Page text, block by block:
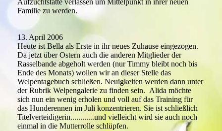
Aufzuchtstätte verlassen um Mittelpunkt in ihrer neuen
Familie zu werden.
13. April 2006
Heute ist Bella als Erste in ihr neues Zuhause eingezogen.
Da jetzt über Ostern auch die anderen Mitglieder der
Rasselbande abgeholt werden (nur Timmy bleibt noch bis
Ende des Monats) wollen wir an dieser Stelle das
Welpentagebuch schließen. Neuigkeiten werden dann unter
der Rubrik Welpengalerie zu finden sein. Alida möchte
sich nun ein wenig erholen und voll auf das Training für
das Hunderennen im Juli konzentrieren. Sie ist schließlich
Titelverteidigerin............und vielleicht wird sie auch noch
einmal in die Mutterrolle schlüpfen.